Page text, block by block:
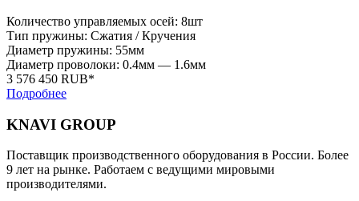
Количество управляемых осей: 8шт
Тип пружины: Сжатия / Кручения
Диаметр пружины: 55мм
Диаметр проволоки: 0.4мм — 1.6мм
3 576 450 RUB*
Подробнее
KNAVI GROUP
Поставщик производственного оборудования в России. Более
9 лет на рынке. Работаем с ведущими мировыми
производителями.